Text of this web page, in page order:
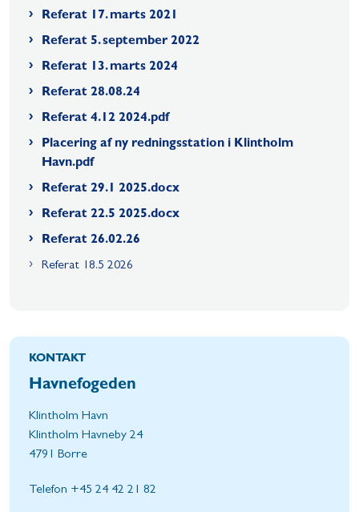
Referat 17. marts 2021
Referat 5. september 2022
Referat 13. marts 2024
Referat 28.08.24
Referat 4.12 2024.pdf
Placering af ny redningsstation i Klintholm
Havn.pdf
Referat 29.1 2025.docx
Referat 22.5 2025.docx
Referat 26.02.26
Referat 18.5 2026
KONTAKT
Havnefogeden
Klintholm Havn
Klintholm Havneby 24
4791 Borre
Telefon +45 24 42 21 82